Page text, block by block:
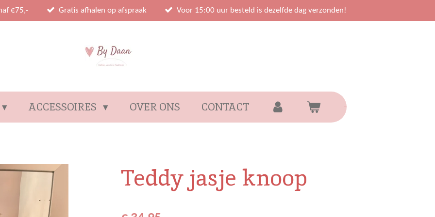
€75,- Gratis afhalen op afspraak Voor 15:00 uur besteld is dezelfde dag verzonden!
ACCESSOIRES OVER ONS CONTACT
Teddy jasje knoop